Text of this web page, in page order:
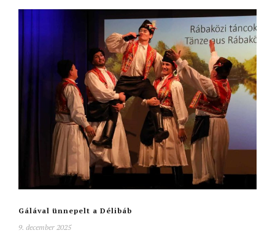
Gálával ünnepelt a Délibáb
9. december 2025